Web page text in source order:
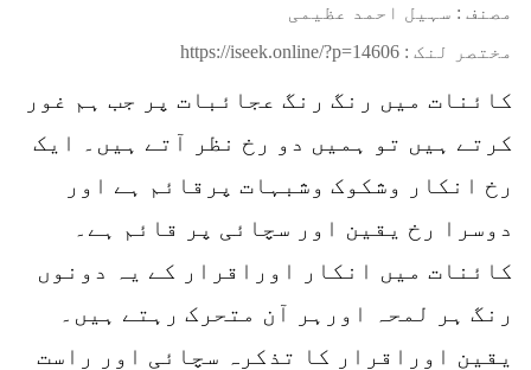
مصنف : سہیل احمد عظیمی
مختصر لنک : https://iseek.online/?p=14606
کائنات میں رنگ رنگ عجائبات پر جب ہم غور
کرتے ہیں تو ہمیں دو رخ نظر آتے ہیں۔ ایک
رخ انکار وشکوک وشبہات پرقائم ہے اور
دوسرا رخ یقین اور سچائی پر قائم ہے۔
کائنات میں انکار اوراقرار کے یہ دونوں
رنگ ہر لمحہ اورہر آن متحرک رہتے ہیں۔
یقین اوراقرار کا تذکرہ سچائی اور راست